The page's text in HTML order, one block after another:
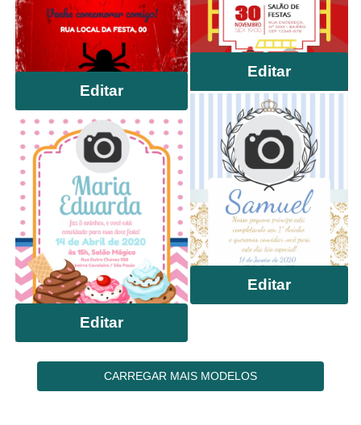
Editar
Editar
Editar
Editar
CARREGAR MAIS MODELOS